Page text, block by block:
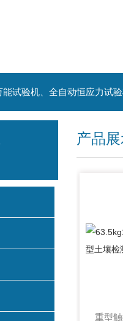
试验机、全自动恒应力试
产品